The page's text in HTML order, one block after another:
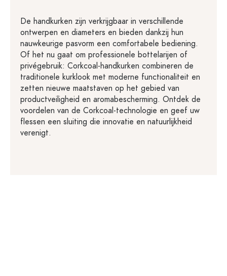
De handkurken zijn verkrijgbaar in verschillende
ontwerpen en diameters en bieden dankzij hun
nauwkeurige pasvorm een comfortabele bediening.
Of het nu gaat om professionele bottelarijen of
privégebruik: Corkcoal-handkurken combineren de
traditionele kurklook met moderne functionaliteit en
zetten nieuwe maatstaven op het gebied van
productveiligheid en aroma­bescherming. Ontdek de
voordelen van de Corkcoal-technologie en geef uw
flessen een sluiting die innovatie en natuurlijkheid
verenigt.